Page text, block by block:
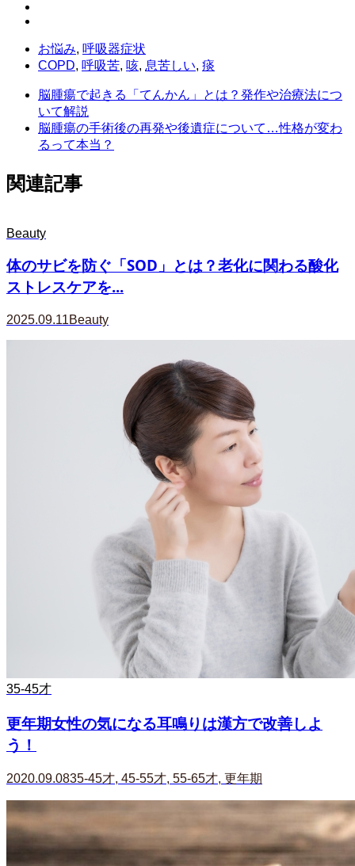
お悩み, 呼吸器症状
COPD, 呼吸苦, 咳, 息苦しい, 痰
脳腫瘍で起きる「てんかん」とは？発作や治療法につ
いて解説
脳腫瘍の手術後の再発や後遺症について…性格が変わ
るって本当？
関連記事
Beauty
体のサビを防ぐ「SOD」とは？老化に関わる酸化
ストレスケアを...
2025.09.11Beauty
35-45才
更年期女性の気になる耳鳴りは漢方で改善しよ
う！
2020.09.0835-45才, 45-55才, 55-65才, 更年期